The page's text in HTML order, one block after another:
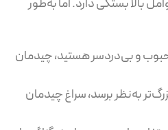
بالا بستگی دارد. اما به‌طور
و بی‌دردسر هستید، چیدمان
به‌نظر برسد، سراغ چیدمان